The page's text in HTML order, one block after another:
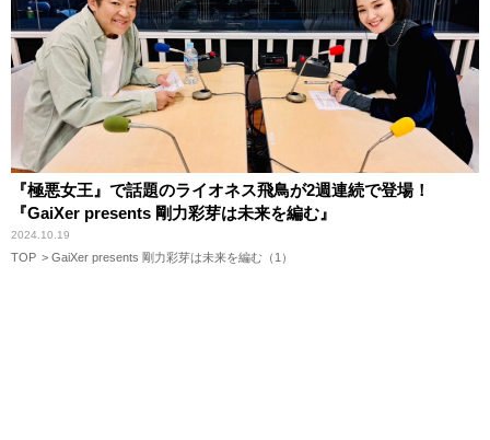
『極悪女王』で話題のライオネス飛鳥が2週連続で登場！
『GaiXer presents 剛力彩芽は未来を編む』
2024.10.19
TOP GaiXer presents 剛力彩芽は未来を編む（1）